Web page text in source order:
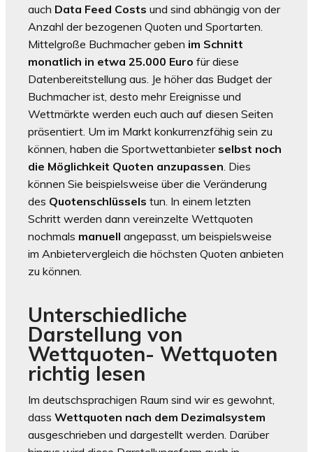
auch Data Feed Costs und sind abhängig von der
Anzahl der bezogenen Quoten und Sportarten.
Mittelgroße Buchmacher geben im Schnitt
monatlich in etwa 25.000 Euro für diese
Datenbereitstellung aus. Je höher das Budget der
Buchmacher ist, desto mehr Ereignisse und
Wettmärkte werden euch auch auf diesen Seiten
präsentiert. Um im Markt konkurrenzfähig sein zu
können, haben die Sportwettanbieter selbst noch
die Möglichkeit Quoten anzupassen. Dies
können Sie beispielsweise über die Veränderung
des Quotenschlüssels tun. In einem letzten
Schritt werden dann vereinzelte Wettquoten
nochmals manuell angepasst, um beispielsweise
im Anbietervergleich die höchsten Quoten anbieten
zu können.
Unterschiedliche
Darstellung von
Wettquoten- Wettquoten
richtig lesen
Im deutschsprachigen Raum sind wir es gewohnt,
dass Wettquoten nach dem Dezimalsystem
ausgeschrieben und dargestellt werden. Darüber